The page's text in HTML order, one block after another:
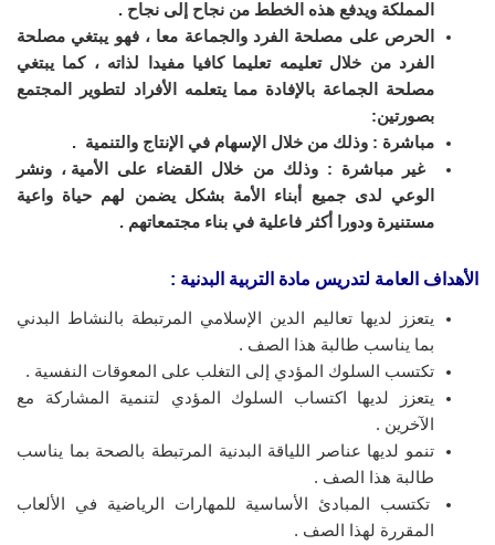
المملكة ويدفع هذه الخطط من نجاح إلى نجاح .
الحرص على مصلحة الفرد والجماعة معا ، فهو يبتغي مصلحة
الفرد من خلال تعليمه تعليما كافيا مفيدا لذاته ، كما يبتغي
مصلحة الجماعة بالإفادة مما يتعلمه الأفراد لتطوير المجتمع
بصورتين:
مباشرة : وذلك من خلال الإسهام في الإنتاج والتنمية .
غير مباشرة : وذلك من خلال القضاء على
الأمية ، ونشر
الوعي لدى جميع أبناء الأمة بشكل يضمن لهم حياة واعية
مستنيرة ودورا أكثر فاعلية في بناء مجتمعاتهم .
الأهداف العامة لتدريس مادة التربية البدنية :
يتعزز لديها تعاليم الدين الإسلامي المرتبطة بالنشاط البدني
بما يناسب طالبة هذا الصف .
تكتسب السلوك المؤدي إلى التغلب على المعوقات النفسية .
يتعزز لديها اكتساب السلوك المؤدي لتنمية المشاركة مع
الآخرين .
تنمو لديها عناصر اللياقة البدنية المرتبطة بالصحة بما يناسب
طالبة هذا الصف .
تكتسب المبادئ الأساسية للمهارات الرياضية في الألعاب
المقررة لهذا الصف .